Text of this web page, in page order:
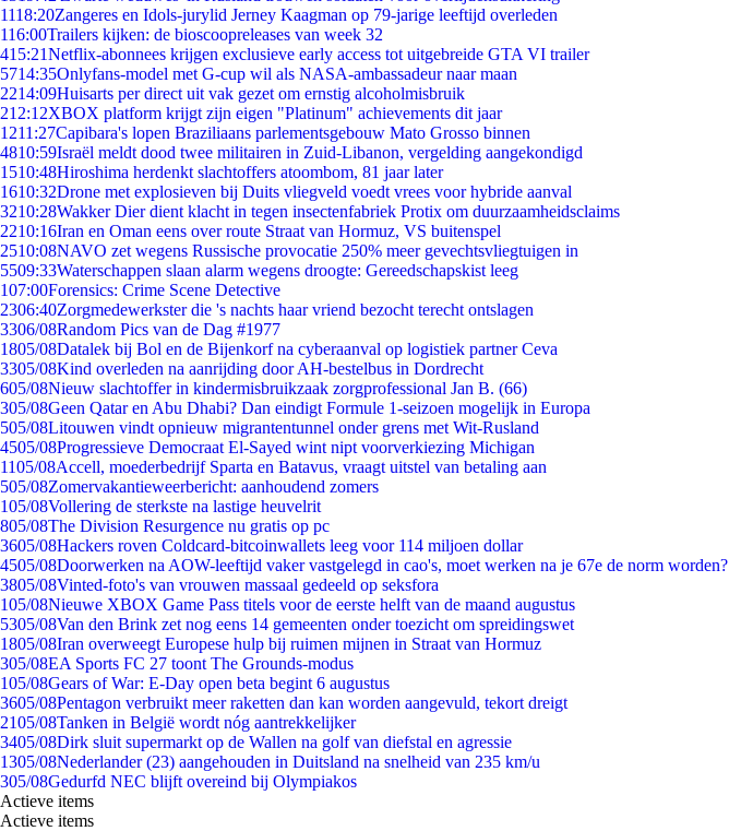
1118:20Zangeres en Idols-jurylid Jerney Kaagman op 79-jarige leeftijd overleden
116:00Trailers kijken: de bioscoopreleases van week 32
415:21Netflix-abonnees krijgen exclusieve early access tot uitgebreide GTA VI trailer
5714:35Onlyfans-model met G-cup wil als NASA-ambassadeur naar maan
2214:09Huisarts per direct uit vak gezet om ernstig alcoholmisbruik
212:12XBOX platform krijgt zijn eigen "Platinum" achievements dit jaar
1211:27Capibara's lopen Braziliaans parlementsgebouw Mato Grosso binnen
4810:59Israël meldt dood twee militairen in Zuid-Libanon, vergelding aangekondigd
1510:48Hiroshima herdenkt slachtoffers atoombom, 81 jaar later
1610:32Drone met explosieven bij Duits vliegveld voedt vrees voor hybride aanval
3210:28Wakker Dier dient klacht in tegen insectenfabriek Protix om duurzaamheidsclaims
2210:16Iran en Oman eens over route Straat van Hormuz, VS buitenspel
2510:08NAVO zet wegens Russische provocatie 250% meer gevechtsvliegtuigen in
5509:33Waterschappen slaan alarm wegens droogte: Gereedschapskist leeg
107:00Forensics: Crime Scene Detective
2306:40Zorgmedewerkster die 's nachts haar vriend bezocht terecht ontslagen
3306/08Random Pics van de Dag #1977
1805/08Datalek bij Bol en de Bijenkorf na cyberaanval op logistiek partner Ceva
3305/08Kind overleden na aanrijding door AH-bestelbus in Dordrecht
605/08Nieuw slachtoffer in kindermisbruikzaak zorgprofessional Jan B. (66)
305/08Geen Qatar en Abu Dhabi? Dan eindigt Formule 1-seizoen mogelijk in Europa
505/08Litouwen vindt opnieuw migrantentunnel onder grens met Wit-Rusland
4505/08Progressieve Democraat El-Sayed wint nipt voorverkiezing Michigan
1105/08Accell, moederbedrijf Sparta en Batavus, vraagt uitstel van betaling aan
505/08Zomervakantieweerbericht: aanhoudend zomers
105/08Vollering de sterkste na lastige heuvelrit
805/08The Division Resurgence nu gratis op pc
3605/08Hackers roven Coldcard-bitcoinwallets leeg voor 114 miljoen dollar
4505/08Doorwerken na AOW-leeftijd vaker vastgelegd in cao's, moet werken na je 67e de norm worden?
3805/08Vinted-foto's van vrouwen massaal gedeeld op seksfora
105/08Nieuwe XBOX Game Pass titels voor de eerste helft van de maand augustus
5305/08Van den Brink zet nog eens 14 gemeenten onder toezicht om spreidingswet
1805/08Iran overweegt Europese hulp bij ruimen mijnen in Straat van Hormuz
305/08EA Sports FC 27 toont The Grounds-modus
105/08Gears of War: E-Day open beta begint 6 augustus
3605/08Pentagon verbruikt meer raketten dan kan worden aangevuld, tekort dreigt
2105/08Tanken in België wordt nóg aantrekkelijker
3405/08Dirk sluit supermarkt op de Wallen na golf van diefstal en agressie
1305/08Nederlander (23) aangehouden in Duitsland na snelheid van 235 km/u
305/08Gedurfd NEC blijft overeind bij Olympiakos
Actieve items
Actieve items